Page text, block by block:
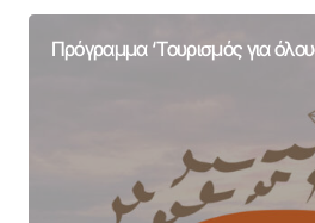
Πρόγραμμα ‘Τουρισμός για